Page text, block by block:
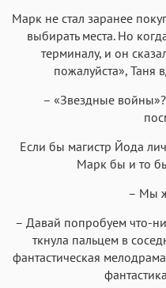
Аа
Courier
Аа
Courier New
Марк не стал заранее
выбирать места. Но
терминалу, и он
пожалуйста», Таня
– «Звездные
Если бы магистр Йода
Марк бы и то
– Мы
– Давай попробуем что-
ткнула пальцем в
фантастическая